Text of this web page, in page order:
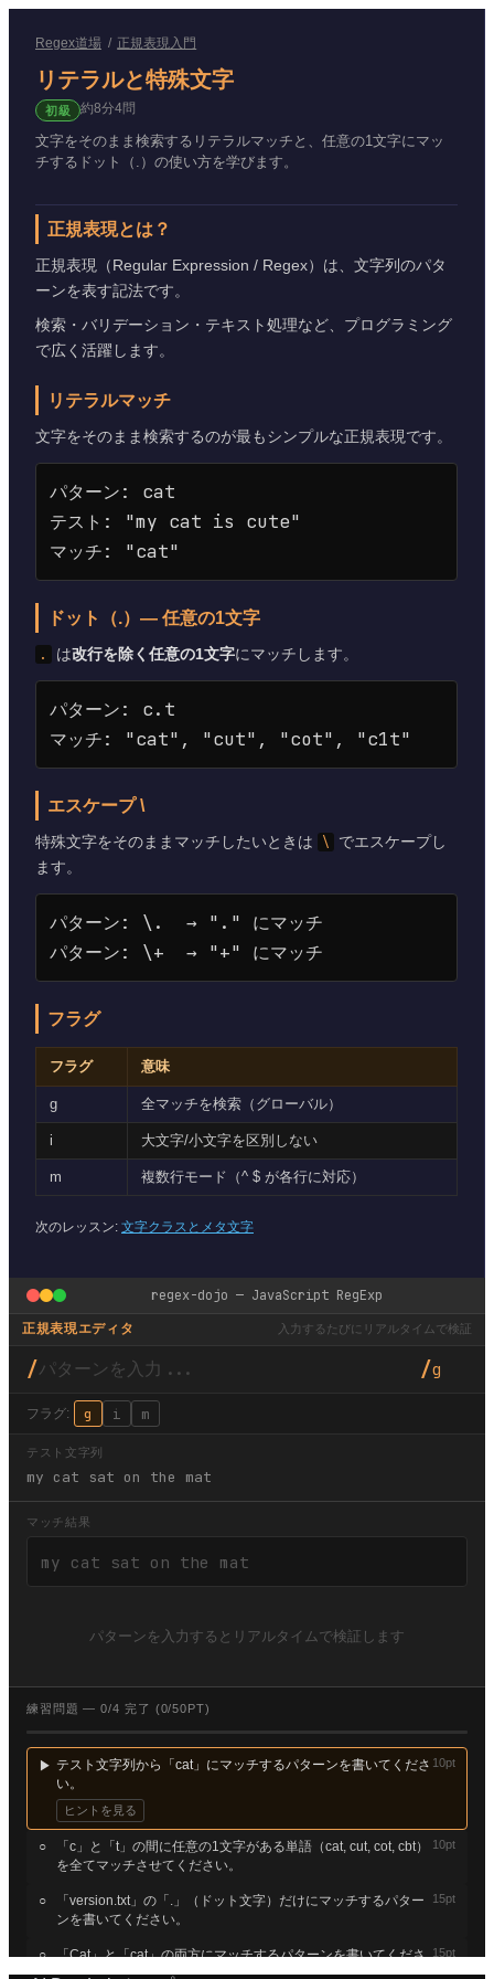
Regex道場 / 正規表現入門
リテラルと特殊文字
初級 約8分4問
文字をそのまま検索するリテラルマッチと、任意の1文字にマッ
チするドット（.）の使い方を学びます。
正規表現とは？
正規表現（Regular Expression / Regex）は、文字列のパタ
ーンを表す記法です。
検索・バリデーション・テキスト処理など、プログラミング
で広く活躍します。
リテラルマッチ
文字をそのまま検索するのが最もシンプルな正規表現です。
パターン: cat
テスト: "my cat is cute"
ドット（.）— 任意の1文字
. は改行を除く任意の1文字にマッチします。
パターン: c.t
エスケープ \
特殊文字をそのままマッチしたいときは \
でエスケープし
ます。
パターン: \.  → "." にマッチ
フラグ
フラグ 意味
g 全マッチを検索（グローバル）
i 大文字/小文字を区別しない
m 複数行モード（^ $ が各行に対応）
次のレッスン: 文字クラスとメタ文字
regex-dojo — JavaScript RegExp
正規表現エディタ 入力するたびにリアルタイムで検証
/ /g
フラグ: g i m
テスト文字列
my cat sat on the mat
マッチ結果
my cat sat on the mat
パターンを入力するとリアルタイムで検証します
練習問題 — 0/4 完了 (0/50 PT)
▶ テスト文字列から「cat」にマッチするパターンを書いてくださ
い。
ヒントを見る
10pt
○
「c」と「t」の間に任意の1文字がある単語（cat, cut, cot, cbt）
を全てマッチさせてください。
10pt
○
「version.txt」の「.」（ドット文字）だけにマッチするパター
ンを書いてください。
15pt
○
「Cat」と「cat」の両方にマッチするパターンを書いてくださ
い（フラグ i を使う）。
15pt